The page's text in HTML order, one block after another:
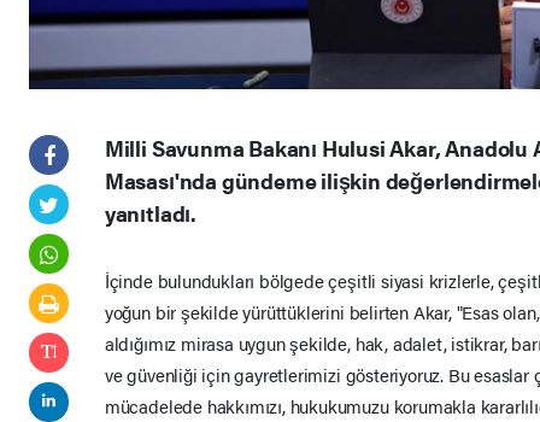
Milli Savunma Bakanı Hulusi Akar, Anadolu
Masası'nda gündeme ilişkin
yanıtladı.
İçinde bulundukları bölgede çeşitli siyasi krizlerle,
yoğun bir şekilde yürüttüklerini belirten Akar, "Esas
aldığımız mirasa uygun şekilde, hak, adalet, istikrar,
ve güvenliği için gayretlerimizi gösteriyoruz. Bu esaslar
mücadelede hakkımızı, hukukumuzu korumakla